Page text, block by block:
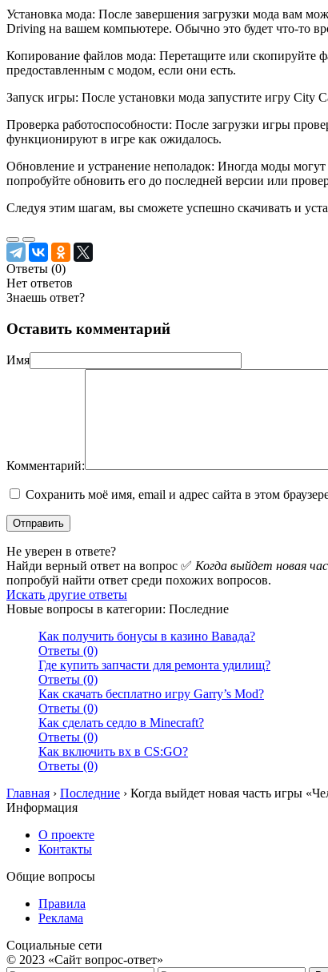
Установка мода: После завершения загрузки мода вам
Driving на вашем компьютере. Обычно это будет что-то
Копирование файлов мода: Перетащите или скопируйте
предоставленным с модом, если они есть.
Запуск игры: После установки мода запустите игру
Проверка работоспособности: После загрузки игры
функционируют в игре как ожидалось.
Обновление и устранение неполадок: Иногда моды
попробуйте обновить его до последней версии или
Следуя этим шагам, вы сможете успешно скачивать и
Ответы (0)
Нет ответов
Знаешь ответ?
Оставить комментарий
Имя
Комментарий:
Сохранить моё имя, email и адрес сайта в этом
Не уверен в ответе?
Найди верный ответ на вопрос ✅ Когда выйдет новая
попробуй найти ответ среди похожих вопросов.
Искать другие ответы
Новые вопросы в категории: Последние
Как получить бонусы в казино Вавада?
Ответы (0)
Где купить запчасти для ремонта удилищ?
Ответы (0)
Как скачать бесплатно игру Garry’s Mod?
Ответы (0)
Как сделать седло в Minecraft?
Ответы (0)
Как включить вх в CS:GO?
Ответы (0)
Главная › Последние › Когда выйдет новая часть игры
Информация
О проекте
Контакты
Общие вопросы
Правила
Реклама
Социальные сети
© 2023 «Сайт вопрос-ответ»